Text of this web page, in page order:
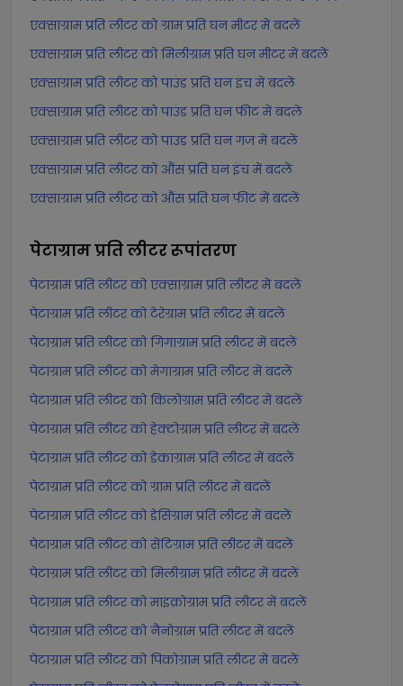
एक्साग्राम प्रति लीटर को ग्राम प्रति घन मीटर में बदलें
एक्साग्राम प्रति लीटर को मिलीग्राम प्रति घन मीटर में बदलें
एक्साग्राम प्रति लीटर को पाउंड प्रति घन इंच में बदलें
एक्साग्राम प्रति लीटर को पाउंड प्रति घन फीट में बदलें
एक्साग्राम प्रति लीटर को पाउंड प्रति घन गज में बदलें
एक्साग्राम प्रति लीटर को औंस प्रति घन इंच में बदलें
एक्साग्राम प्रति लीटर को औंस प्रति घन फीट में बदलें
पेटाग्राम प्रति लीटररूपांतरण
पेटाग्राम प्रति लीटर को एक्साग्राम प्रति लीटर में बदलें
पेटाग्राम प्रति लीटर को टेरेग्राम प्रति लीटर में बदलें
पेटाग्राम प्रति लीटर को गिगाग्राम प्रति लीटर में बदलें
पेटाग्राम प्रति लीटर को मेगाग्राम प्रति लीटर में बदलें
पेटाग्राम प्रति लीटर को किलोग्राम प्रति लीटर में बदलें
पेटाग्राम प्रति लीटर को हेक्टोग्राम प्रति लीटर में बदलें
पेटाग्राम प्रति लीटर को डेकाग्राम प्रति लीटर में बदलें
पेटाग्राम प्रति लीटर को ग्राम प्रति लीटर में बदलें
पेटाग्राम प्रति लीटर को डेसिग्राम प्रति लीटर में बदलें
पेटाग्राम प्रति लीटर को सेंटिग्राम प्रति लीटर में बदलें
पेटाग्राम प्रति लीटर को मिलीग्राम प्रति लीटर में बदलें
पेटाग्राम प्रति लीटर को माइक्रोग्राम प्रति लीटर में बदलें
पेटाग्राम प्रति लीटर को नैनोग्राम प्रति लीटर में बदलें
पेटाग्राम प्रति लीटर को पिकोग्राम प्रति लीटर में बदलें